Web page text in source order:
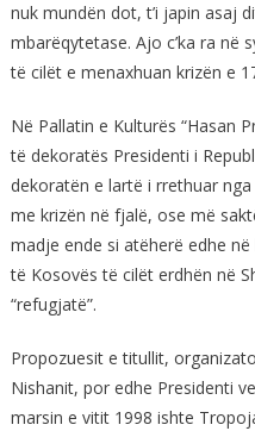
nuk mundën dot, t’i japin asaj
mbarëqytetase. Ajo c’ka ra në
të cilët e menaxhuan krizën e
Në Pallatin e Kulturës “Hasan
të dekoratës Presidenti i
dekoratën e lartë i rrethuar
me krizën në fjalë, ose më
madje ende si atëherë edhe
të Kosovës të cilët erdhën në
“refugjatë”.
Propozuesit e titullit,
Nishanit, por edhe Presidenti
marsin e vitit 1998 ishte